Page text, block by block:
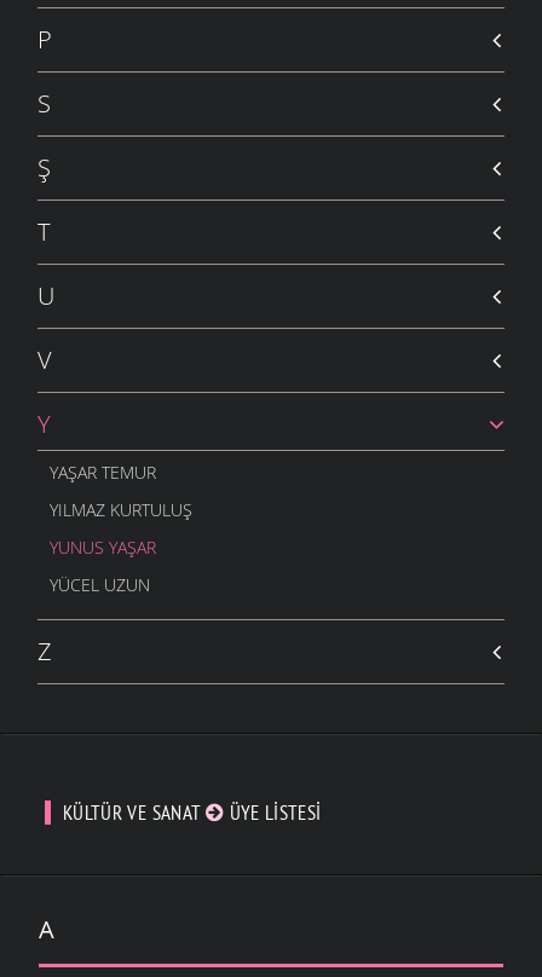
P
S
Ş
T
U
V
Y
YAŞAR TEMUR
YILMAZ KURTULUŞ
YUNUS YAŞAR
YÜCEL UZUN
Z
KÜLTÜR VE SANAT ÜYE LISTESI
A